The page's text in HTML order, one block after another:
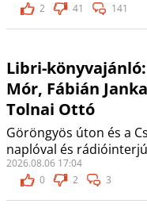
2
41 141
Libri-
Mór, Fábián
Tolnai Ottó
Göröngyös úton és a
naplóval és
2026.08.06 17:04
0
2 3